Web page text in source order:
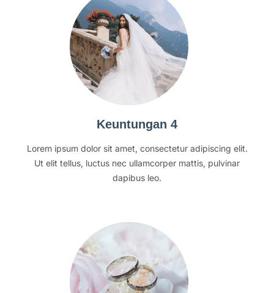
Keuntungan 4
Lorem ipsum dolor sit amet, consectetur adipiscing elit.
Ut elit tellus, luctus nec ullamcorper mattis, pulvinar
dapibus leo.